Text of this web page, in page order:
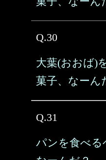
Q.30
大葉(おおば)
菓子、なーん
Q.31
パンを食べる